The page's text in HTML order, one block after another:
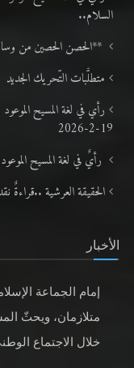
**الحصن الحصين من
متطلَّبات التّحريك الجديد
رأيٌ في لغة المسيح الموعود عليه السلام ..1 في
الحقيقة العرشية ..قراءةٌ
إمام الجماعة
متلازمان، ويحثّ
خلال الاجتماع